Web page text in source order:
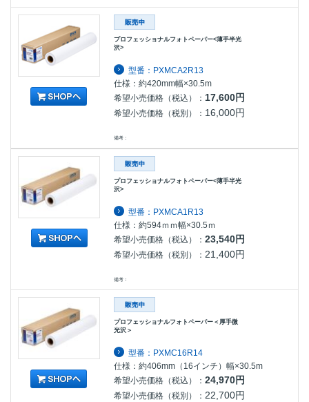
プロフェッショナルフォトペーパー<薄手半光
沢>
型番：PXMCA2R13
仕様：約420mm幅×30.5m
希望小売価格（税込）： 17,600円
希望小売価格（税別）： 16,000円
備考：
プロフェッショナルフォトペーパー<薄手半光
沢>
型番：PXMCA1R13
仕様：約594ｍｍ幅×30.5ｍ
希望小売価格（税込）：23,540円
希望小売価格（税別）： 21,400円
備考：
プロフェッショナルフォトペーパー＜厚手微
光沢＞
型番：PXMC16R14
仕様：約406mm（16インチ）幅×30.5m
希望小売価格（税込）： 24,970円
希望小売価格（税別）： 22,700円